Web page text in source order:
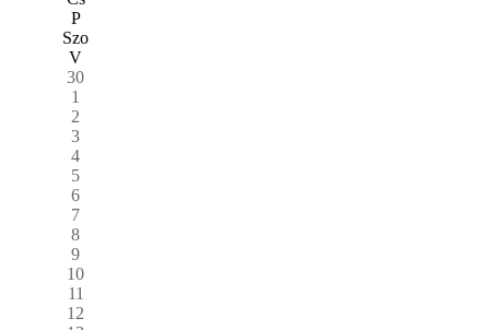
P
Szo
V
30
1
2
3
4
5
6
7
8
9
10
11
12